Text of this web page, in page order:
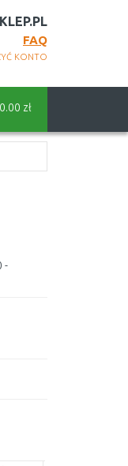
FAQ
KONTO
zł
-